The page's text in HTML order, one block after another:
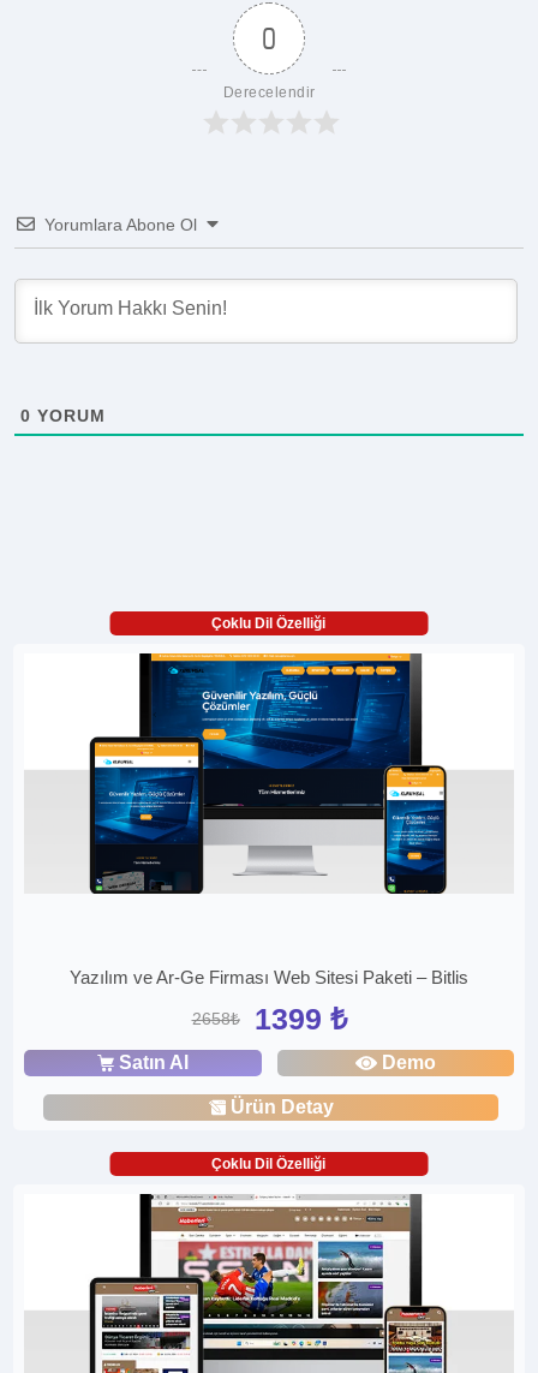
0
Derecelendir
Yorumlara Abone Ol
0 YORUM
Çoklu Dil Özelliği
Yazılım ve Ar-Ge Firması Web Sitesi Paketi – Bitlis
2658₺ 1399 ₺
Satın Al Demo
Ürün Detay
Çoklu Dil Özelliği